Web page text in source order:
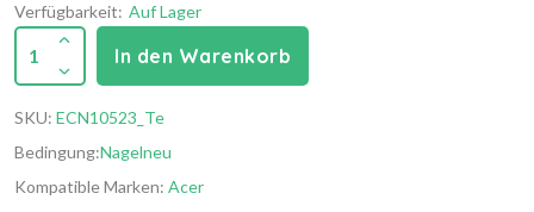
Verfügbarkeit: Auf Lager
1 In den Warenkorb
SKU: ECN10523_Te
Bedingung:Nagelneu
Kompatible Marken: Acer